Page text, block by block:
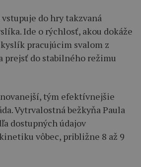
do hry takzvaná
Ide o rýchlosť, akou dokáže
pracujúcim svalom z
prejsť do stabilného režimu
tým efektívnejšie
Vytrvalostná bežkyňa Paula
dostupných údajov
vôbec, približne 8 až 9